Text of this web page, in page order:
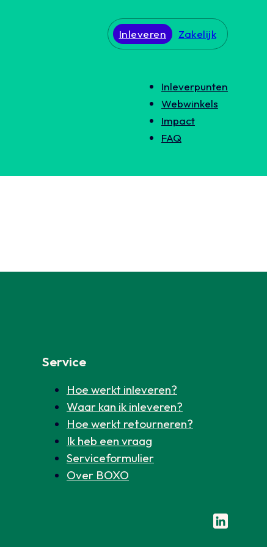
Inleveren Zakelijk
Inleverpunten
Webwinkels
Impact
FAQ
Service
Hoe werkt inleveren?
Waar kan ik inleveren?
Hoe werkt retourneren?
Ik heb een vraag
Serviceformulier
Over BOXO
Volg ons